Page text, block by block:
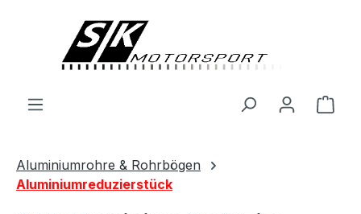
Aluminiumrohre & Rohrbögen
Aluminiumreduzierstück